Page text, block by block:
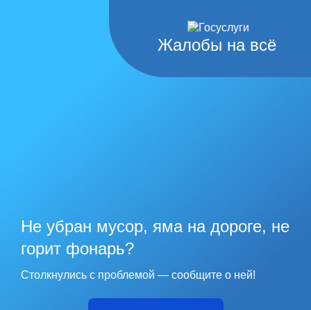
Жалобы на всё
Не убран мусор, яма на дороге, не
горит фонарь?
Столкнулись с проблемой — сообщите о ней!